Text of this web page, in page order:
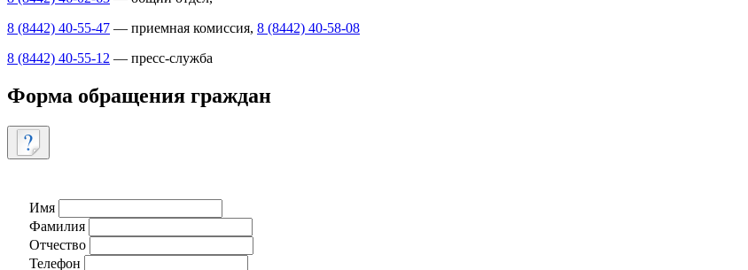
8 (8442) 40-55-47 — приемная комиссия, 8 (8442) 40-58-08
8 (8442) 40-55-12 — пресс-служба
Форма обращения граждан
Имя
Фамилия
Отчество
Телефон